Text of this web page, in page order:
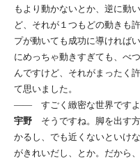
もより動かないとか、逆に動
ど、それが１つもどの動きも
プが動いても成功に導ければ
にめっちゃ動きすぎても、べ
んですけど、それがまったく
て思いました。
―― すごく緻密な世界ですよ
宇野 そうですね。脚を出す
かるし、でも近くないといけ
がきれいだし、とか。だから